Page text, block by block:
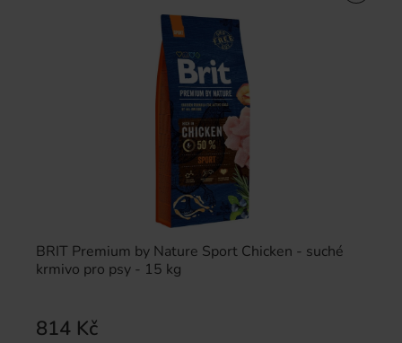
BRIT Premium by Nature Sport Chicken - suché
krmivo pro psy - 15 kg
814 Kč